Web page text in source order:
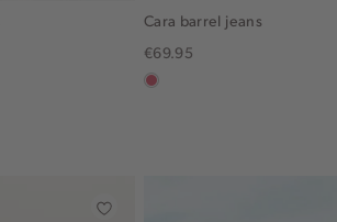
Cara barrel jeans
€69.95
rose,